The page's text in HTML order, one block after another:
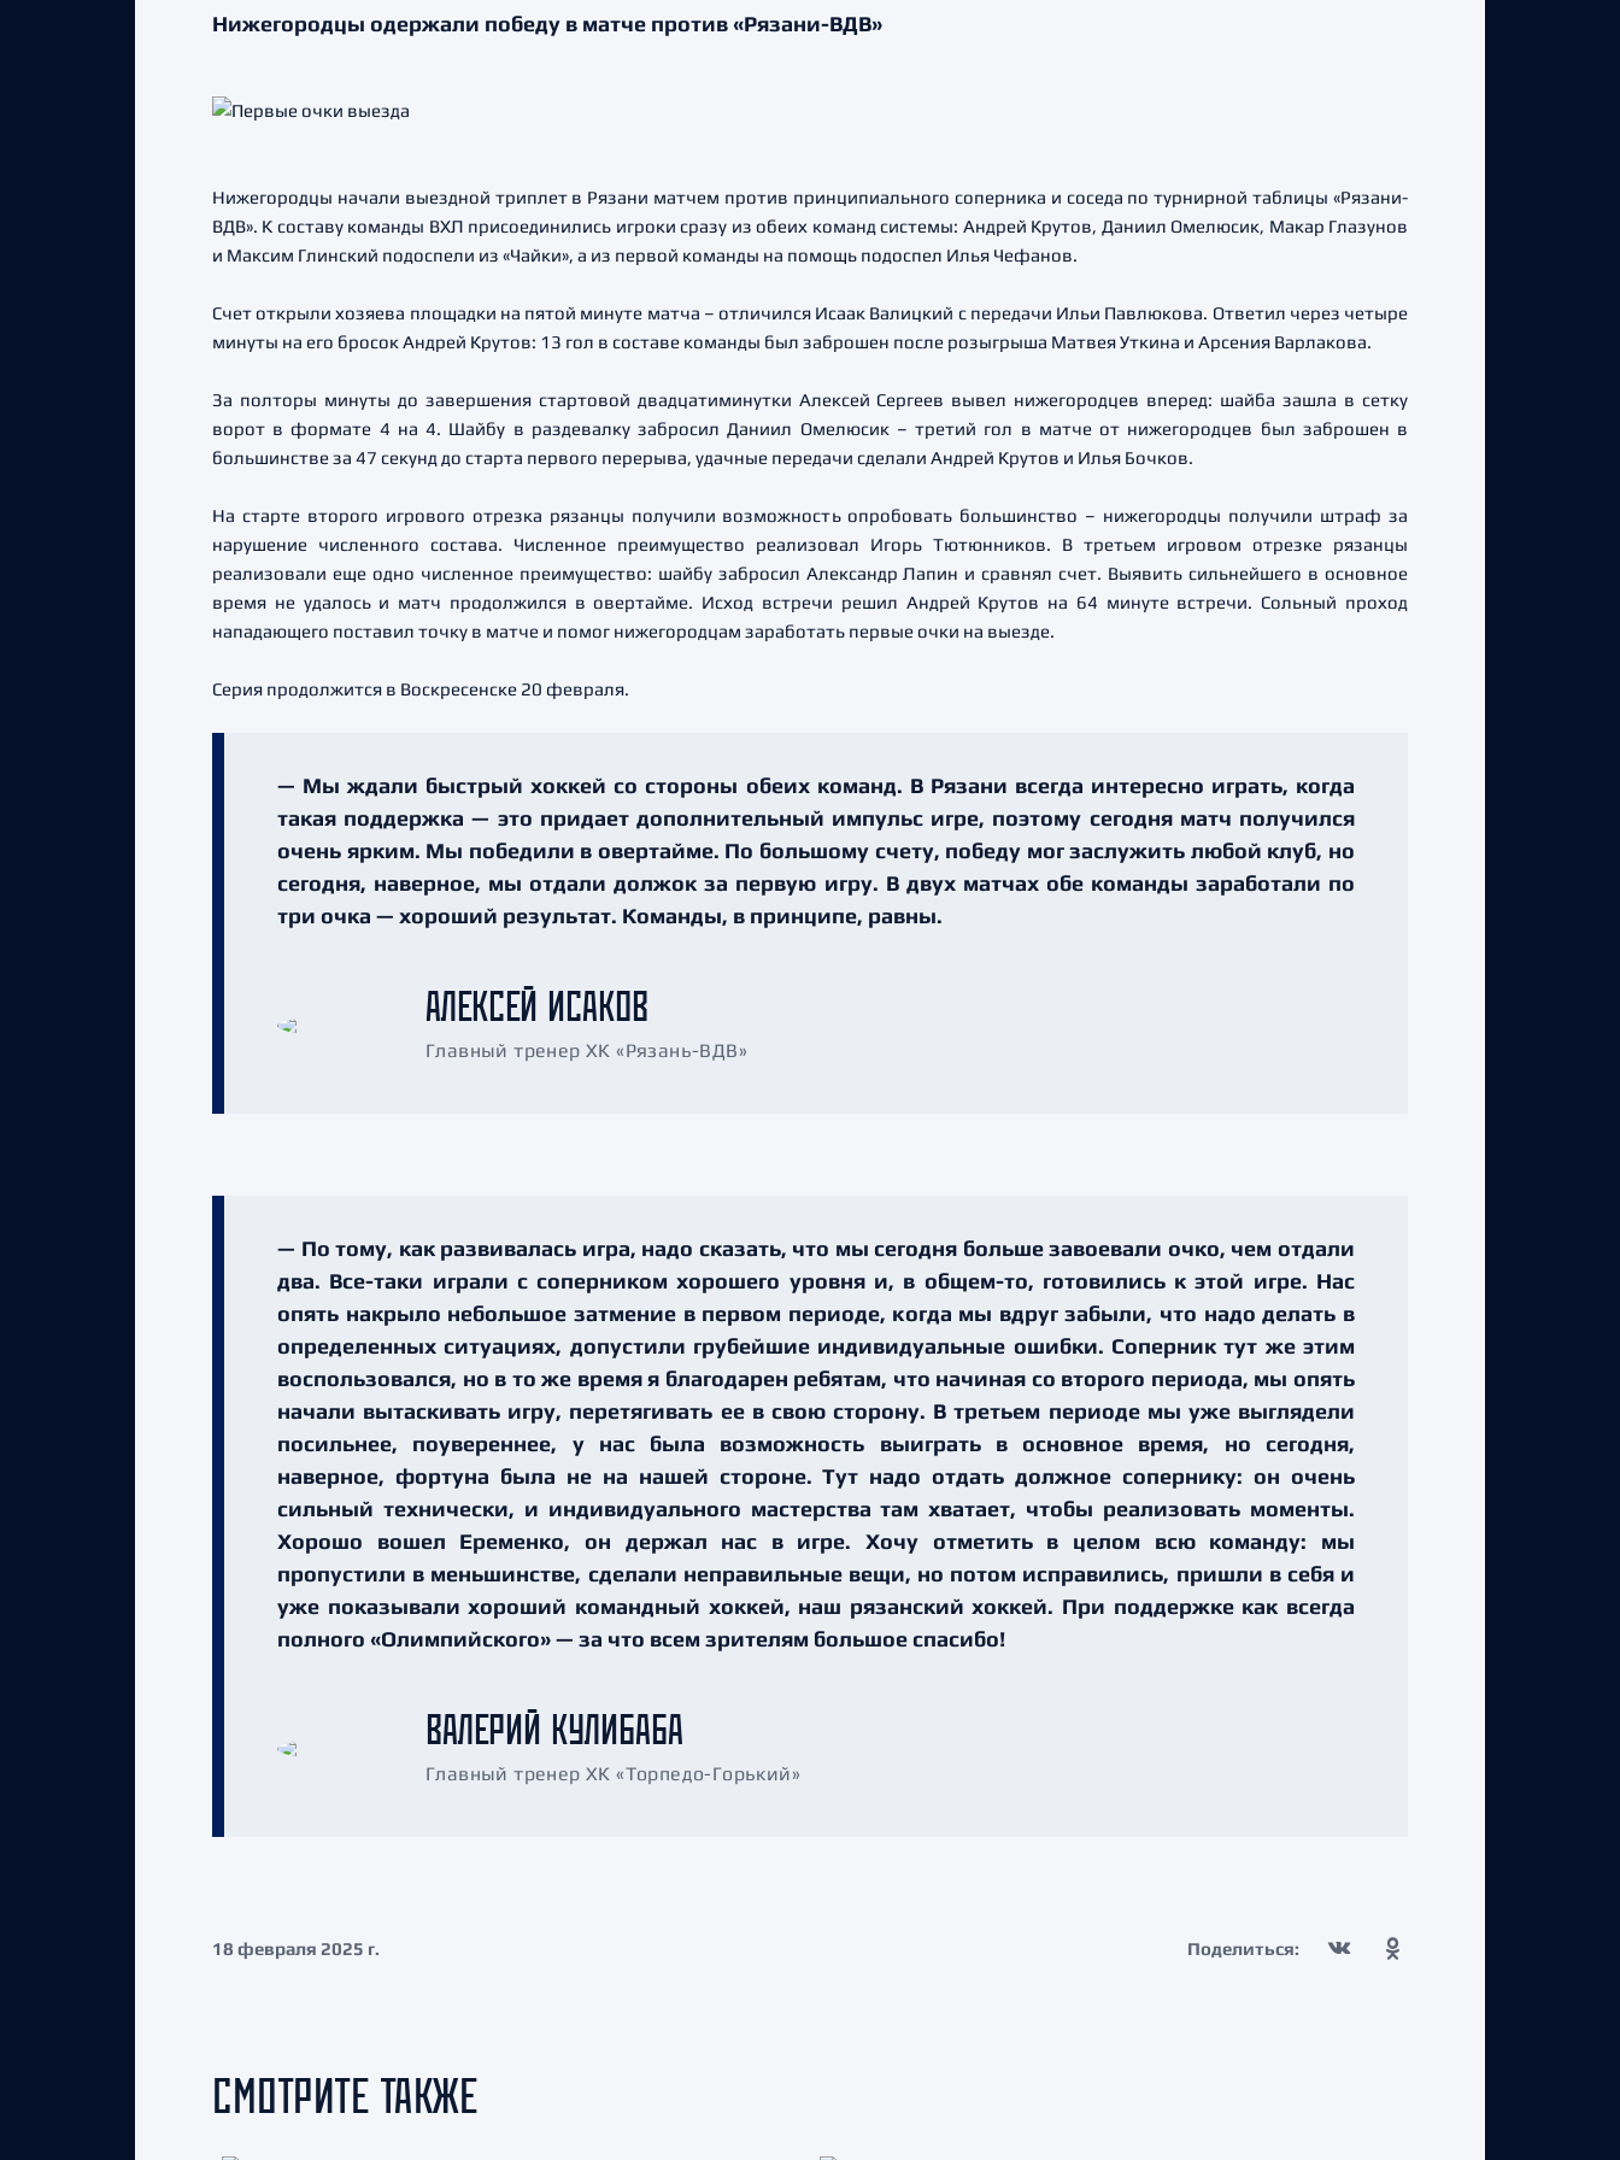
Нижегородцы одержали победу в матче против «Рязани-ВДВ»
Нижегородцы начали выездной триплет в Рязани матчем против принципиального соперника и соседа по турнирной таблицы «Рязани-
ВДВ». К составу команды ВХЛ присоединились игроки сразу из обеих команд системы: Андрей Крутов, Даниил Омелюсик, Макар Глазунов
и Максим Глинский подоспели из «Чайки», а из первой команды на помощь подоспел Илья Чефанов.
Счет открыли хозяева площадки на пятой минуте матча – отличился Исаак Валицкий с передачи Ильи Павлюкова. Ответил через четыре
минуты на его бросок Андрей Крутов: 13 гол в составе команды был заброшен после розыгрыша Матвея Уткина и Арсения Варлакова.
За полторы минуты до завершения стартовой двадцатиминутки Алексей Сергеев вывел нижегородцев вперед: шайба зашла в сетку
ворот в формате 4 на 4. Шайбу в раздевалку забросил Даниил Омелюсик – третий гол в матче от нижегородцев был заброшен в
большинстве за 47 секунд до старта первого перерыва, удачные передачи сделали Андрей Крутов и Илья Бочков.
На старте второго игрового отрезка рязанцы получили возможность опробовать большинство – нижегородцы получили штраф за
нарушение численного состава. Численное преимущество реализовал Игорь Тютюнников. В третьем игровом отрезке рязанцы
реализовали еще одно численное преимущество: шайбу забросил Александр Лапин и сравнял счет. Выявить сильнейшего в основное
время не удалось и матч продолжился в овертайме. Исход встречи решил Андрей Крутов на 64 минуте встречи. Сольный проход
нападающего поставил точку в матче и помог нижегородцам заработать первые очки на выезде.
Серия продолжится в Воскресенске 20 февраля.
— Мы ждали быстрый хоккей со стороны обеих команд. В Рязани всегда интересно играть, когда
такая поддержка — это придает дополнительный импульс игре, поэтому сегодня матч получился
очень ярким. Мы победили в овертайме. По большому счету, победу мог заслужить любой клуб, но
сегодня, наверное, мы отдали должок за первую игру. В двух матчах обе команды заработали по
три очка — хороший результат. Команды, в принципе, равны.
АЛЕКСЕЙ ИСАКОВ
Главный тренер ХК «Рязань-ВДВ»
— По тому, как развивалась игра, надо сказать, что мы сегодня больше завоевали очко, чем отдали
два. Все-таки играли с соперником хорошего уровня и, в общем-то, готовились к этой игре. Нас
опять накрыло небольшое затмение в первом периоде, когда мы вдруг забыли, что надо делать в
определенных ситуациях, допустили грубейшие индивидуальные ошибки. Соперник тут же этим
воспользовался, но в то же время я благодарен ребятам, что начиная со второго периода, мы опять
начали вытаскивать игру, перетягивать ее в свою сторону. В третьем периоде мы уже выглядели
посильнее, поувереннее, у нас была возможность выиграть в основное время, но сегодня,
наверное, фортуна была не на нашей стороне. Тут надо отдать должное сопернику: он очень
сильный технически, и индивидуального мастерства там хватает, чтобы реализовать моменты.
Хорошо вошел Еременко, он держал нас в игре. Хочу отметить в целом всю команду: мы
пропустили в меньшинстве, сделали неправильные вещи, но потом исправились, пришли в себя и
уже показывали хороший командный хоккей, наш рязанский хоккей. При поддержке как всегда
полного «Олимпийского» — за что всем зрителям большое спасибо!
ВАЛЕРИЙ КУЛИБАБА
Главный тренер ХК «Торпедо-Горький»
18 февраля 2025 г. Поделиться:
СМОТРИТЕ ТАКЖЕ